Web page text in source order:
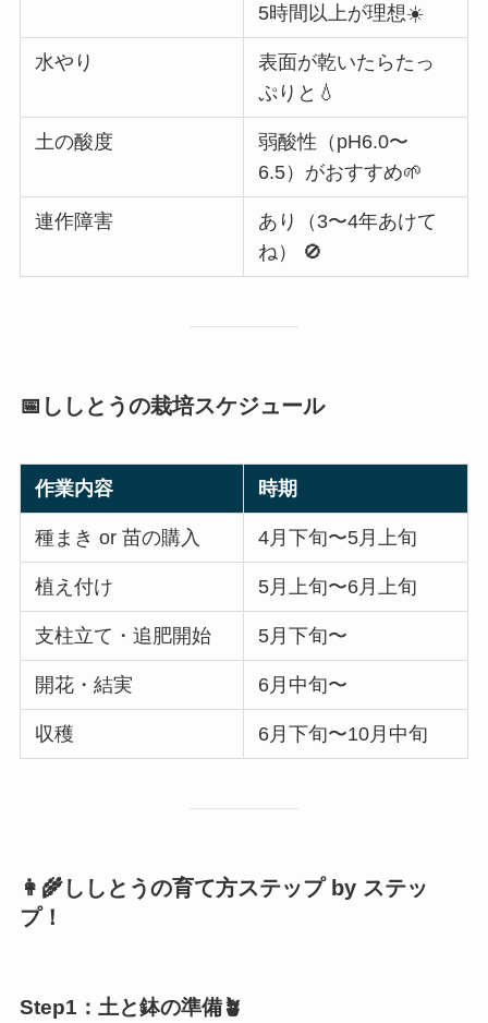
5時間以上が理想☀️
水やり
表面が乾いたらたっ
ぷりと💧
土の酸度
弱酸性（pH6.0〜
6.5）がおすすめ🌱
連作障害
あり（3〜4年あけて
ね） 🚫
📅ししとうの栽培スケジュール
作業内容 時期
種まき or 苗の購入 4月下旬〜5月上旬
植え付け 5月上旬〜6月上旬
支柱立て・追肥開始 5月下旬〜
開花・結実 6月中旬〜
収穫 6月下旬〜10月中旬
👩‍🌾ししとうの育て方ステップ by ステッ
プ！
Step1：土と鉢の準備🪴